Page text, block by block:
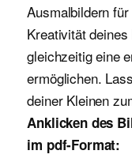
Ausmalbildern
Kreativität
gleichzeitig eine
ermöglichen.
deiner Kleinen
Anklicken des
im pdf-Format: